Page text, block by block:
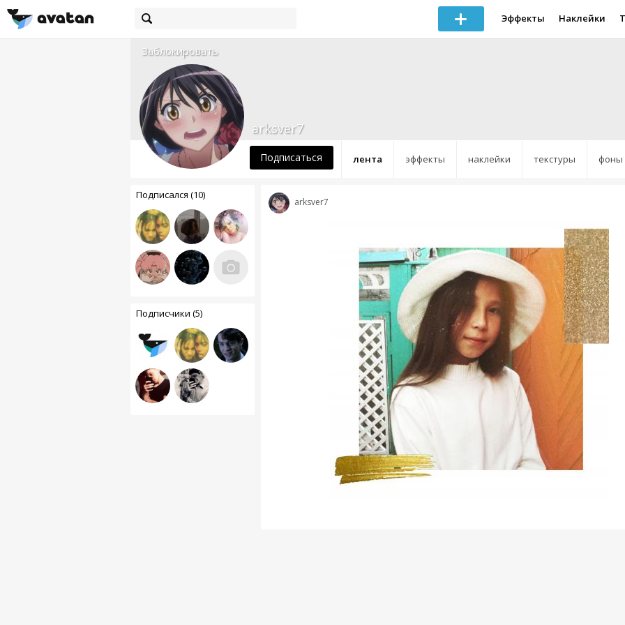
Эффекты Наклейки
Заблокировать
лента эффекты наклейки текстуры фоны
arksver7
Подписаться
Подписался (10)
Подписчики (5)
arksver7